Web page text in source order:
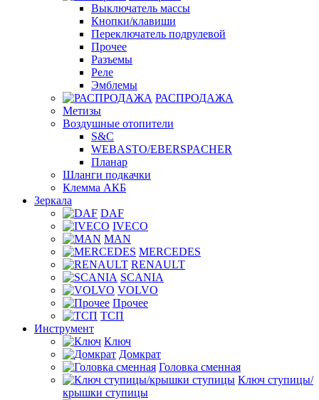
Выключатель массы
Кнопки/клавиши
Переключатель подрулевой
Прочее
Разъемы
Реле
Эмблемы
РАСПРОДАЖА
Метизы
Воздушные отопители
S&C
WEBASTO/EBERSPACHER
Планар
Шланги подкачки
Клемма АКБ
Зеркала
DAF
IVECO
MAN
MERCEDES
RENAULT
SCANIA
VOLVO
Прочее
ТСП
Инструмент
Ключ
Домкрат
Головка сменная
Ключ ступицы/
крышки ступицы